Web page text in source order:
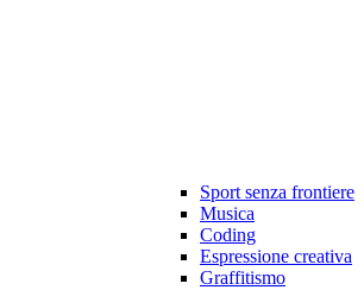
Sport senza frontiere
Musica
Coding
Espressione creativa
Graffitismo